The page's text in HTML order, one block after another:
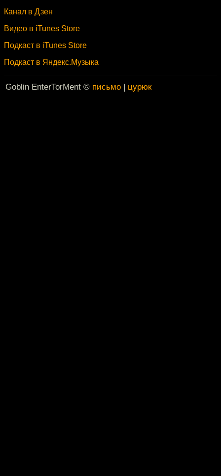
Канал в Дзен
Видео в iTunes Store
Подкаст в iTunes Store
Подкаст в Яндекс.Музыка
Goblin EnterTorMent © письмо | цурюк